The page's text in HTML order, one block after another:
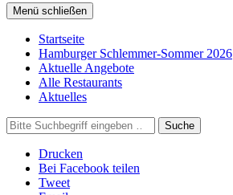
Menü schließen
Startseite
Hamburger Schlemmer-Sommer 2026
Aktuelle Angebote
Alle Restaurants
Aktuelles
Suche
Drucken
Bei Facebook teilen
Tweet